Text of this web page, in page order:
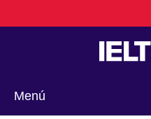
to
Menú